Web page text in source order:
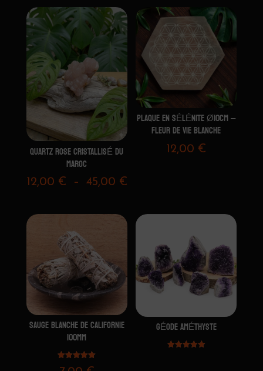
QUARTZ ROSE CRISTALLISÉ DU
MAROC
12,00 € – 45,00 €Plage
prix :
12,00 €
45,00 €
PLAQUE EN SÉLÉNITE Ø10CM –
FLEUR DE VIE BLANCHE
12,00 €
SAUGE BLANCHE DE CALIFORNIE
100MM
GÉODE AMÉTHYSTE